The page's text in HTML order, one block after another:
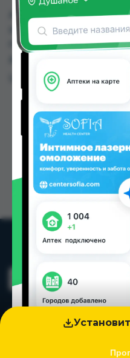
АНТИ МИГРЕН 100МГ
заказать в аптеках,
по цене от 46.00 TJS
Цена: от46.00 TJS